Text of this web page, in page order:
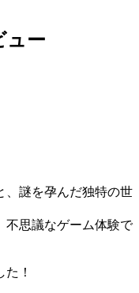
ュー
、謎を孕んだ独特の世
不思議なゲーム体験で
！